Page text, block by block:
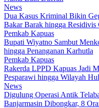
News
Dua Kasus Kriminal Bikin
Bakar Barak hingga Residivis
Pemkab Kapuas
Bupati Wiyatno Sambut
hingga Penanganan Karhutla
Pemkab Kapuas
Rakerda LPPD Kapuas Jadi
Pesparawi hingga Wilayah
News
Digulung Operasi Antik
Banjarmasin Dibongkar, 8